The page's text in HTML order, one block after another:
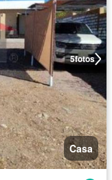
5fotos
Casa